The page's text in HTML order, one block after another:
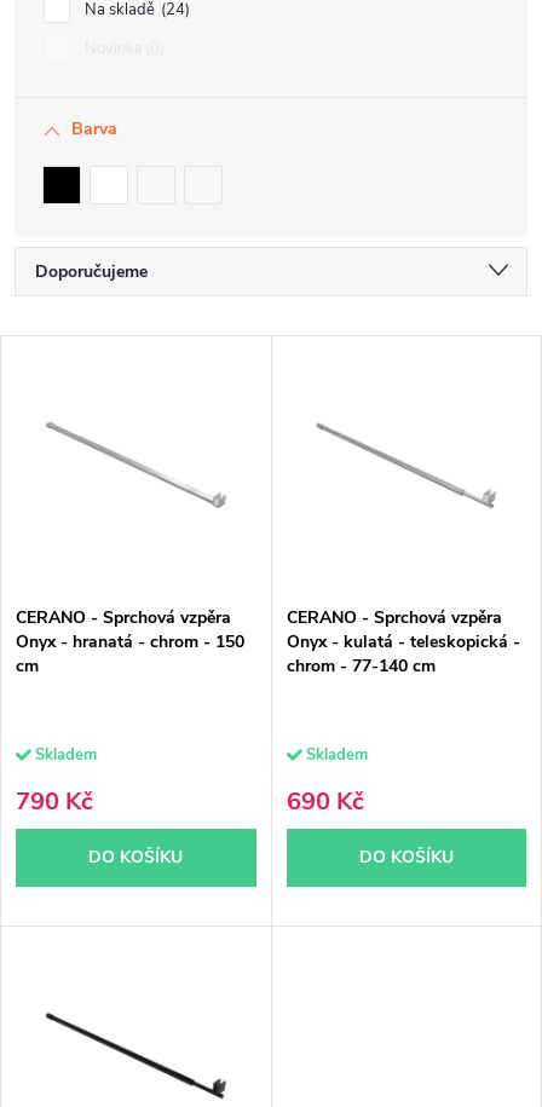
Na skladě 24
Barva
Ř
r
o
u
k
t
ů
Doporučujeme
Nejprodávanější
r
o
u
k
t
ů
CERANO - Sprchová vzpěra
Onyx - hranatá - chrom - 150
cm
Skladem
790 Kč
DO KOŠÍKU
CERANO - Sprchová vzpěra
Onyx - kulatá - teleskopická -
chrom - 77-140 cm
Skladem
690 Kč
DO KOŠÍKU